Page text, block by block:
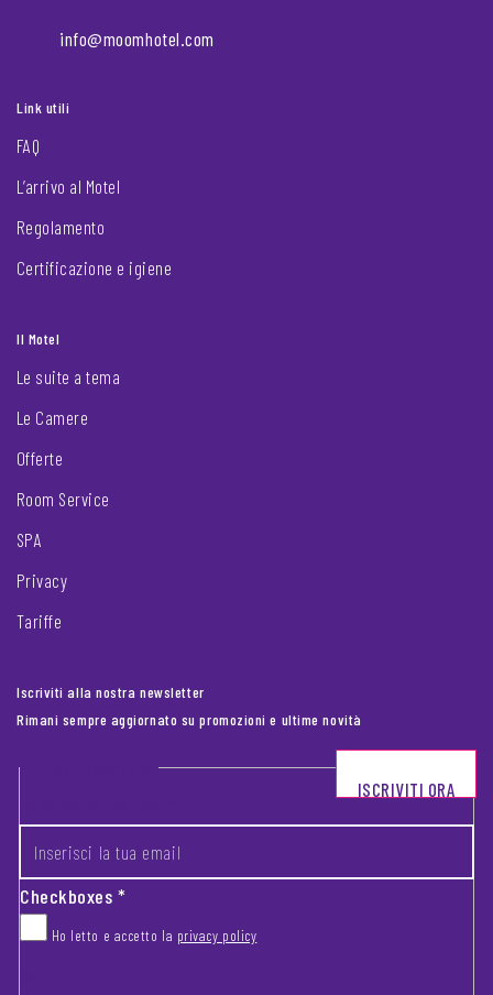
info@moomhotel.com
Link utili
FAQ
L’arrivo al Motel
Regolamento
Certificazione e igiene
Il Motel
Le suite a tema
Le Camere
Offerte
Room Service
SPA
Privacy
Tariffe
Iscriviti alla nostra newsletter
Rimani sempre aggiornato su promozioni e ultime novità
Footer newsletter
Checkboxes*
Ho letto e accetto la privacy policy
ISCRIVITI ORA